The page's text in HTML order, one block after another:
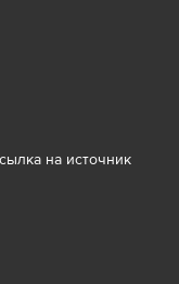
на источник